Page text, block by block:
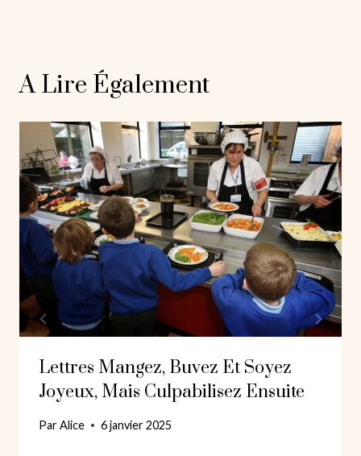
A Lire Également
Lettres Mangez, Buvez Et Soyez
Joyeux, Mais Culpabilisez Ensuite
ParAlice 6 janvier 2025